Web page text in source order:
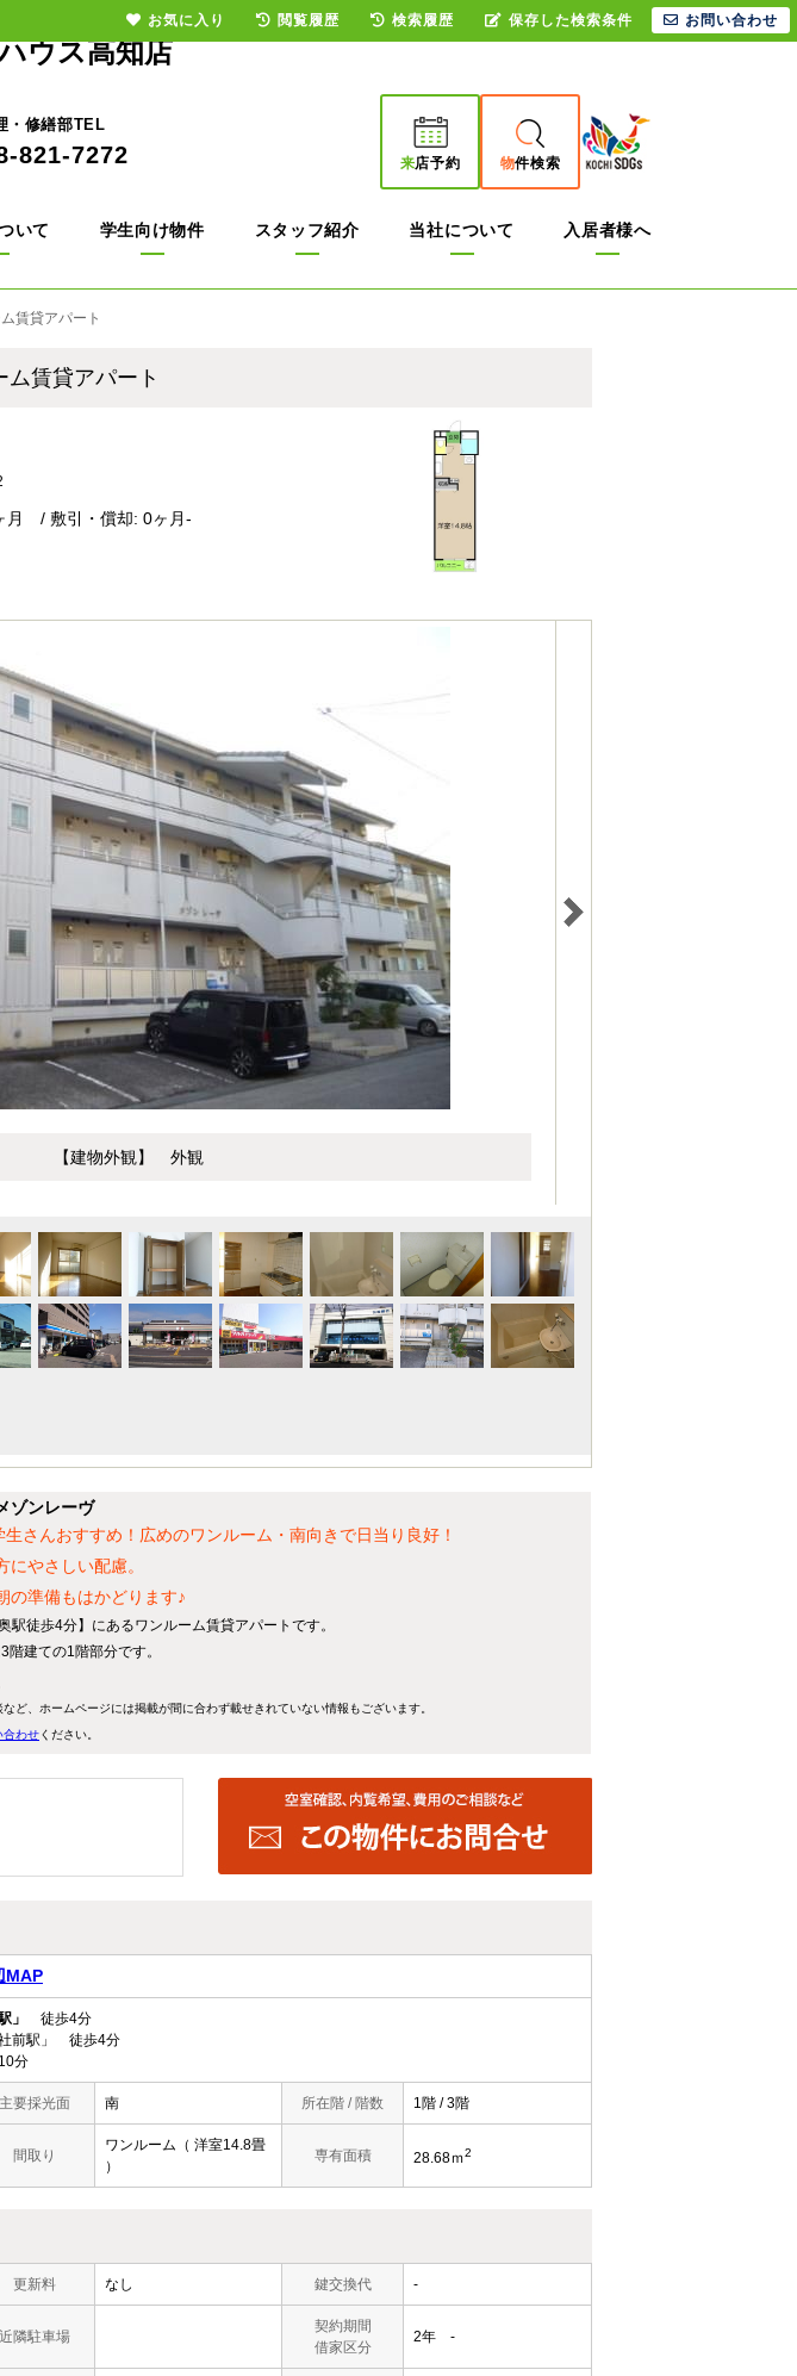
ウス高知店
・修繕部TEL
821-7272 来店予約 物件検索
いて 学生向け物件 スタッフ紹介 当社について 入居者様へ
賃貸アパート
ム賃貸アパート
/ 敷引・償却: 0ヶ月-
【建物外観】 外観
ゾンレーヴ
さんおすすめ！広めのワンルーム・南向きで日当り良好！
やさしい配慮。
準備もはかどります♪
徒歩4分】にあるワンルーム賃貸アパートです。
建ての1階部分です。
ど、ホームページには掲載が間に合わず載せきれていない情報もございます。
合わせください。
MAP
」
徒歩4分
前駅」 徒歩4分
分
主要採光面 南 所在階 / 階数 1階 / 3階
間取り
ワンルーム（ 洋室14.8畳
）
専有面積 28.68ｍ2
更新料 なし 鍵交換代 -
近隣駐車場
契約期間
借家区分
2年 -
お気に入り 閲覧履歴 検索履歴 保存した検索条件 お問い合わせ